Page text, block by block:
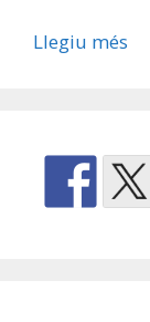
Llegiu més